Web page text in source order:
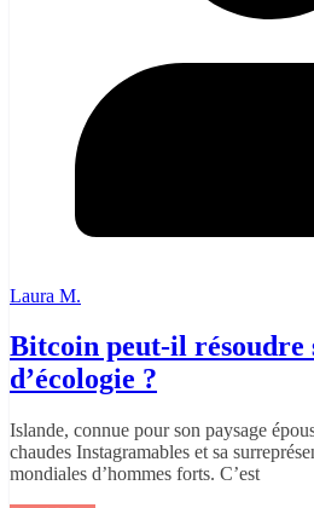
Laura M.
Bitcoin peut-il résoudre
d’écologie ?
Islande, connue pour son paysage
chaudes Instagramables et sa
mondiales d’hommes forts. C’est